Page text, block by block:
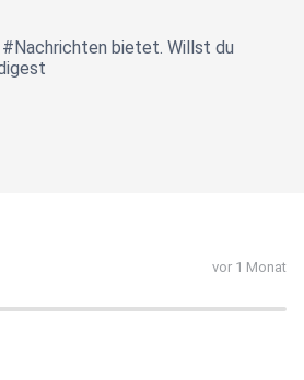
bietet. Willst du
vor 1 Monat